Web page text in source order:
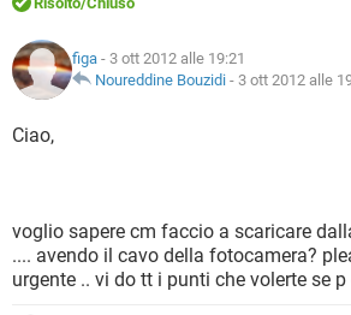
TIKTOK
HARDWARE
INSTAGRAM
TIKTOK
INTRATTENIMENTO
iOS
INSTAGRAM
TIKTOK
COVID-19
INTRATTENIMENTO ANDROID
HARDWARE
GLOSSARIO
COVID-19
INTRATTENIMENTO
INSTAGRAM
TIKTOK
figa - 3 ott 2012 alle 19:21
Noureddine Bouzidi - 3 ott 2012 alle
Ciao,
voglio sapere cm faccio a scaricare
.... avendo il cavo della fotocamera?
urgente .. vi do tt i punti che volerte se